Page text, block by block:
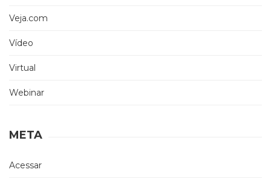
Veja.com
Vídeo
Virtual
Webinar
META
Acessar